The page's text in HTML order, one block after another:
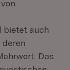
bietet auch
deren
Das